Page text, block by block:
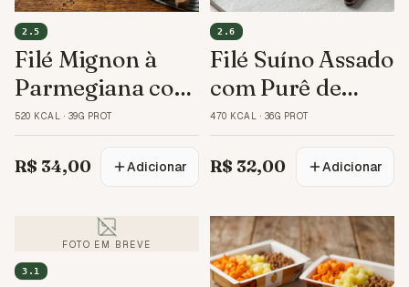
2.5
Filé Mignon à
Parmegiana com
Integral
520 KCAL · 39G PROT
R$ 34,00 Adicionar
2.6
Filé Suíno Assado
com Purê de
Mandioca
470 KCAL · 36G PROT
R$ 32,00 Adicionar
FOTO EM BREVE
3.1